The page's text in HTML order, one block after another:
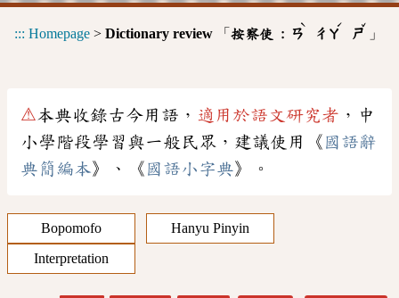
::: Homepage > Dictionary review 「 按察使 : ㄢ
ˋ
ㄔㄚ
ˊ
ㄕ
ˇ
」
⚠本典收錄古今用語， 適用於語文研究者 ，中
小學階段學習與一般民眾，建議使用《 國語辭
典簡編本》、《 國語小字典》。
Bopomofo
Hanyu Pinyin
Interpretation